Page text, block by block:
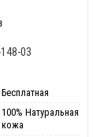
03
Бесплатная
100% Натуральная
кожа